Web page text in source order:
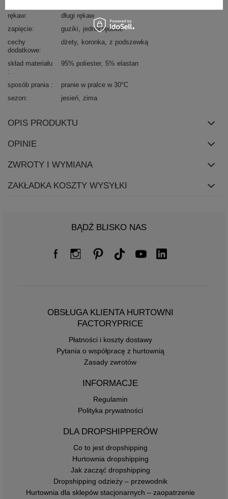
rękaw
długi rękaw
zapięcie
guziki
jednorzędowe
cechy
dodatkowe
dżety koronka z podszewką
skład materiału 95% poliester 5% elastan
sposób prania
pranie w pralce w 30°C
sezon
jesień zima
OPIS PRODUKTU
OPINIE
ZWROTY I WYMIANA
ZAKŁADKA KOSZTY WYSYŁKI
BĄDŹ BLISKO NAS
OBSŁUGA KLIENTA HURTOWNI
FACTORYPRICE
Płatności i koszty dostawy
Pytania o współpracę z hurtownią
Zasady zwrotów
INFORMACJE
Regulamin
Polityka prywatności
DLA DROPSHIPPERÓW
Co to jest dropshipping
Hurtownia dropshipping
Jak zacząć dropshipping
Dropshipping odzieży – przewodnik
Hurtownia dla sklepów stacjonarnych – zaopatrzenie